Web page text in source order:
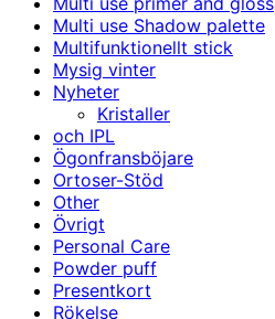
Multi use Shadow palette
Multifunktionellt stick
Mysig vinter
Nyheter
Kristaller
och IPL
Ögonfransböjare
Ortoser-Stöd
Other
Övrigt
Personal Care
Powder puff
Presentkort
Rökelse